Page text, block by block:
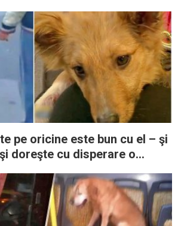
pe oricine este bun cu el – şi
doreşte cu disperare o